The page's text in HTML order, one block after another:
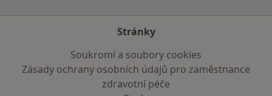
Stránky
Soukromí a soubory cookies
Zásady ochrany osobních údajů pro zaměstnance
zdravotní péče